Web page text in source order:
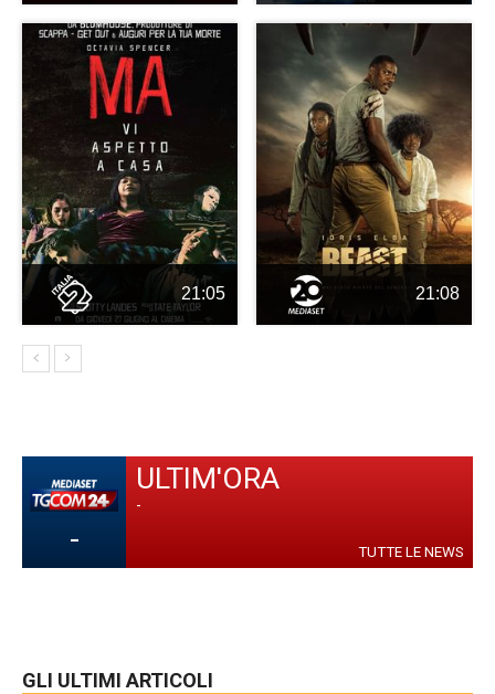
21:05 21:08
-
ULTIM'ORA
-
TUTTE LE NEWS
GLI ULTIMI ARTICOLI